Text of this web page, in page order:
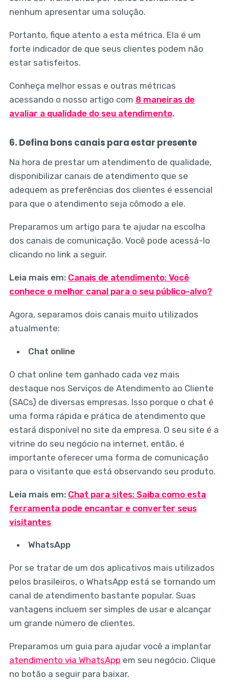
nenhum apresentar uma solução.
Portanto, fique atento a esta métrica. Ela é um
forte indicador de que seus clientes podem não
estar satisfeitos.
Conheça melhor essas e outras métricas
acessando o nosso artigo com 8 maneiras de
avaliar a qualidade do seu atendimento.
6. Defina bons canais para estar presente
Na hora de prestar um atendimento de qualidade,
disponibilizar canais de atendimento que se
adequem as preferências dos clientes é essencial
para que o atendimento seja cômodo a ele.
Preparamos um artigo para te ajudar na escolha
dos canais de comunicação. Você pode acessá-lo
clicando no link a seguir.
Leia mais em: Canais de atendimento: Você
conhece o melhor canal para o seu público-alvo?
Agora, separamos dois canais muito utilizados
atualmente:
Chat online
O chat online tem ganhado cada vez mais
destaque nos Serviços de Atendimento ao Cliente
(SACs) de diversas empresas. Isso porque o chat é
uma forma rápida e prática de atendimento que
estará disponível no site da empresa. O seu site é a
vitrine do seu negócio na internet, então, é
importante oferecer uma forma de comunicação
para o visitante que está observando seu produto.
Leia mais em: Chat para sites: Saiba como esta
ferramenta pode encantar e converter seus
visitantes
WhatsApp
Por se tratar de um dos aplicativos mais utilizados
pelos brasileiros, o WhatsApp está se tornando um
canal de atendimento bastante popular. Suas
vantagens incluem ser simples de usar e alcançar
um grande número de clientes.
Preparamos um guia para ajudar você a implantar
atendimento via WhatsApp em seu negócio. Clique
no botão a seguir para baixar.